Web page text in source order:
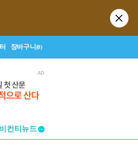
장바구니(0)
컨티뉴드
작플랫폼